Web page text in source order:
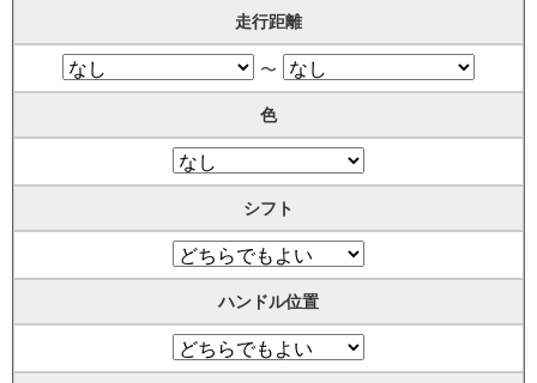
走行距離
〜
色
シフト
ハンドル位置